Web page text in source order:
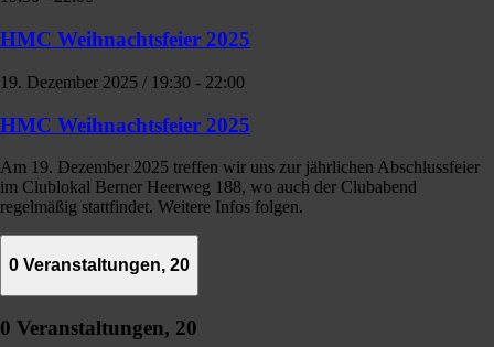
HMC Weihnachtsfeier 2025
19. Dezember 2025 / 19:30 - 22:00
HMC Weihnachtsfeier 2025
Am 19. Dezember 2025 treffen wir uns zur jährlichen Abschlussfeier
im Clublokal Berner Heerweg 188, wo auch der Clubabend
regelmäßig stattfindet. Weitere Infos folgen.
0 Veranstaltungen, 20
0 Veranstaltungen, 20